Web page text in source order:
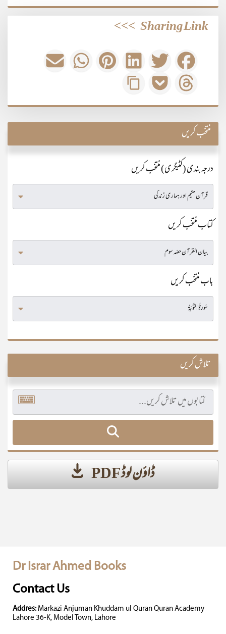
Sharing Link
>>>
منتخب کریں
درجہ بندی (کٹیگری) منتخب کریں
کتاب منتخب کریں
باب منتخب کریں
تلاش کریں
ڈاؤن لوڈ PDF
Dr Israr Ahmed Books
Contact Us
Addres: Markazi Anjuman Khuddam ul Quran Quran Academy
Lahore 36-K, Model Town, Lahore